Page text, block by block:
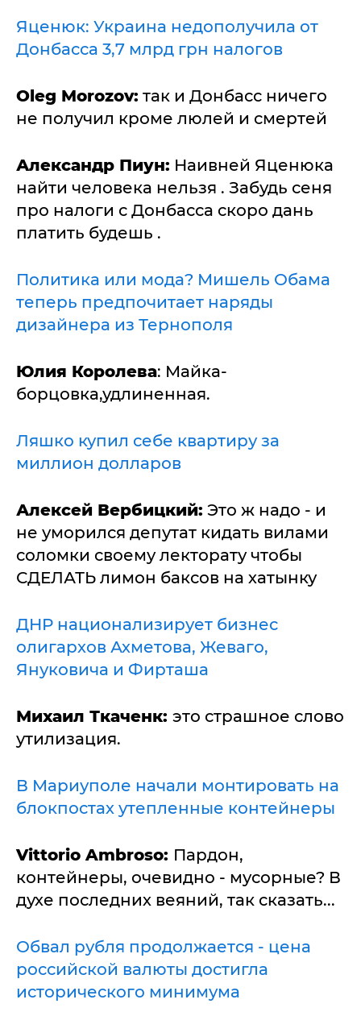
Яценюк: Украина недополучила от
Донбасса 3,7 млрд грн налогов
Oleg Morozov: так и Донбасс ничего
не получил кроме люлей и смертей
Александр Пиун: Наивней Яценюка
найти человека нельзя . Забудь сеня
про налоги с Донбасса скоро дань
платить будешь .
Политика или мода? Мишель Обама
теперь предпочитает наряды
дизайнера из Тернополя
Юлия Королева: Майка-
борцовка,удлиненная.
Ляшко купил себе квартиру за
миллион долларов
Алексей Вербицкий: Это ж надо - и
не уморился депутат кидать вилами
соломки своему лекторату чтобы
СДЕЛАТЬ лимон баксов на хатынку
ДНР национализирует бизнес
олигархов Ахметова, Жеваго,
Януковича и Фирташа
Михаил Ткаченк: это страшное слово
утилизация.
В Мариуполе начали монтировать на
блокпостах утепленные контейнеры
Vittorio Ambroso: Пардон,
контейнеры, очевидно - мусорные? В
духе последних веяний, так сказать...
Обвал рубля продолжается - цена
российской валюты достигла
исторического минимума